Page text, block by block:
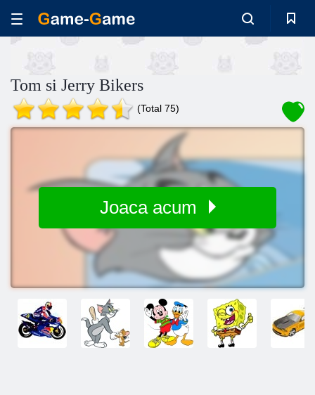
Tom si Jerry Bikers
(Total 75)
Joaca acum